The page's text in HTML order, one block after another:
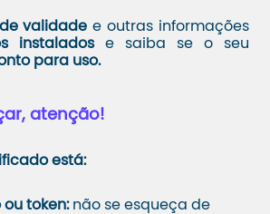
validadee outras informações
instaladose saiba se o seu
para uso.
atenção!
está:
ou token:não se esqueça de